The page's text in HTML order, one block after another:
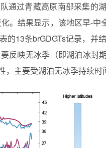
通过青藏高原南部采集的
。结果显示，该地区早-
的13条brGDGTs记录，并
反映无冰季（即湖泊冰封
主要受湖泊无冰季持续时